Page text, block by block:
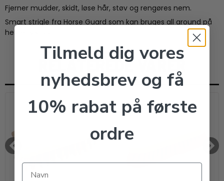
Fjerner mudder, skidt, løse hår, støv og rengøres nem.
Smart strigle fra Horse Guard som kan bruges all around på
hestens krop.
RELATEREDE VARER
Tilmeld dig vores
nyhedsbrev og få
10% rabat på første
ordre